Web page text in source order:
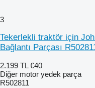
3
Tekerlekli traktör için
Bağlantı Parçası
2.199 TL €40
Diğer motor yedek parça
R502811